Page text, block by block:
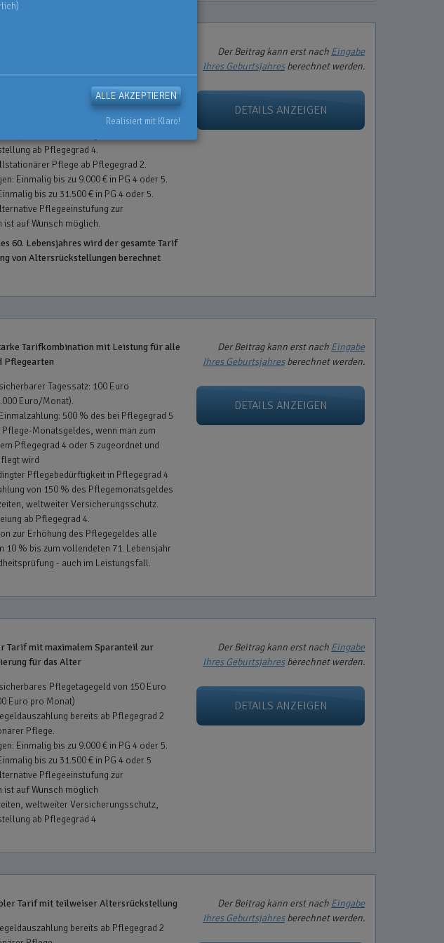
in den ersten
Tarif ist abschließbar vom 21. bis
ab Pflegegrad 4.
Pflege ab Pflegegrad 2.
Einmalig bis zu 9.000 € in PG 4 oder 5.
bis zu 31.500 € in PG 4 oder 5.
Pflegeeinstufung zur
ist auf Wunsch möglich.
60. Lebensjahres wird der gesamte Tarif
von Altersrückstellungen berechnet
Der Beitrag kann erst nach Eingabe
Ihres Geburtsjahresberechnet werden.
DETAILS ANZEIGEN
Tarifkombination mit Leistung für alle
Pflegearten
Tagessatz: 100 Euro
Euro/Monat).
500 % des bei Pflegegrad 5
Monatsgeldes, wenn man zum
Pflegegrad 4 oder 5 zugeordnet und
wird
Pflegebedürftigkeit in Pflegegrad 4
von 150 % des Pflegemonatsgeldes
weltweiter Versicherungsschutz.
ab Pflegegrad 4.
zur Erhöhung des Pflegegeldes alle
10 % bis zum vollendeten 71. Lebensjahr
- auch im Leistungsfall.
Der Beitrag kann erst nach Eingabe
Ihres Geburtsjahresberechnet werden.
DETAILS ANZEIGEN
Tarif mit maximalem Sparanteil zur
für das Alter
Pflegetagegeld von 150 Euro
Euro pro Monat)
bereits ab Pflegegrad 2
Pflege.
Einmalig bis zu 9.000 € in PG 4 oder 5.
bis zu 31.500 € in PG 4 oder 5
Pflegeeinstufung zur
ist auf Wunsch möglich
weltweiter Versicherungsschutz,
ab Pflegegrad 4
Der Beitrag kann erst nach Eingabe
Ihres Geburtsjahresberechnet werden.
DETAILS ANZEIGEN
Tarif mit teilweiser Altersrückstellung
bereits ab Pflegegrad 2
Der Beitrag kann erst nach Eingabe
Ihres Geburtsjahresberechnet werden.
ALLE AKZEPTIEREN
Realisiert mit Klaro!